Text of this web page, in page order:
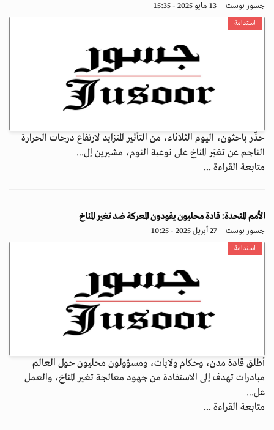
جسور بوست 13 مايو 2025 - 15:35
استدامة
حذّر باحثون، اليوم الثلاثاء، من التأثير المتزايد لارتفاع درجات الحرارة
الناجم عن تغيّر المناخ على نوعية النوم، مشيرين إل...
متابعة القراءة ...
الأمم المتحدة: قادة محليون يقودون المعركة ضد تغير المناخ
جسور بوست 27 أبريل 2025 - 10:25
استدامة
أطلق قادة مدن، وحكام ولايات، ومسؤولون محليون حول العالم
مبادرات تهدف إلى الاستفادة من جهود معالجة تغير المناخ، والعمل
عل...
متابعة القراءة ...